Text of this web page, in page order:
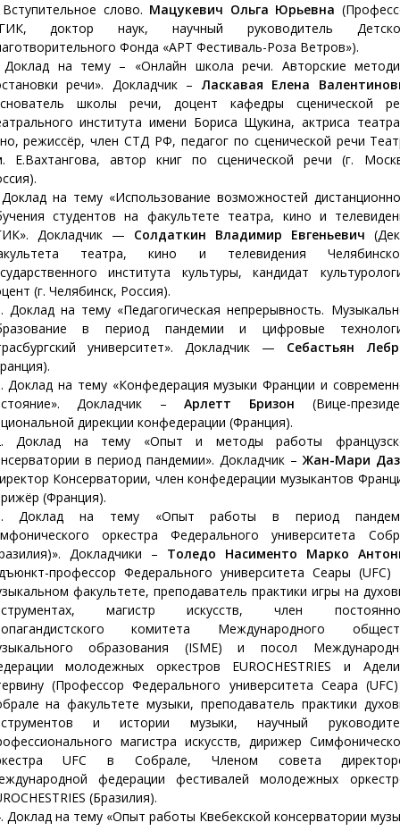
слово. Мацукевич Ольга Юрьевна
доктор наук, научный руководитель
Фонда «АРТ Фестиваль-Роза Ветров»).
на тему – «Онлайн школа речи. Авторские
речи». Докладчик –Ласкавая Елена
школы речи, доцент кафедры сценической
института имени Бориса Щукина, актриса
режиссёр, член СТД РФ, педагог по сценической речи
Е.Вахтангова, автор книг по сценической речи (г.
на тему «Использование возможностей
студентов на факультете театра, кино и
Докладчик — Солдаткин Владимир Евгеньевич
театра, кино и телевидения
института культуры, кандидат
(г. Челябинск, Россия).
Доклад на тему «Педагогическая непрерывность.
в период пандемии и цифровые
университет». Докладчик — Себастьян
Доклад на тему «Конфедерация музыки Франции и
Докладчик –Арлетт Бризон (Вице-
дирекции конфедерации (Франция).
Доклад на тему «Опыт и методы работы
в период пандемии». Докладчик –Жан-Мари
Консерватории, член конфедерации музыкантов
(Франция).
Доклад на тему «Опыт работы в период
оркестра Федерального университета
Докладчики – Толедо Насименто Марко
профессор Федерального университета Сеары (UFC)
факультете, преподаватель практики игры на
магистр искусств, член
комитета Международного
образования (ISME) и посол
молодежных оркестров EUROCHESTRIES и
(Профессор Федерального университета Сеара
на факультете музыки, преподаватель практики
и истории музыки, научный
магистра искусств, дирижер
UFC в Собрале, Членом совета
федерации фестивалей молодежных
(Бразилия).
Доклад на тему «Опыт работы Квебекской консерватории